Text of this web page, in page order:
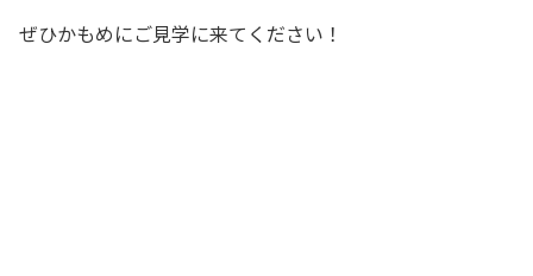
ぜひかもめにご見学に来てください！